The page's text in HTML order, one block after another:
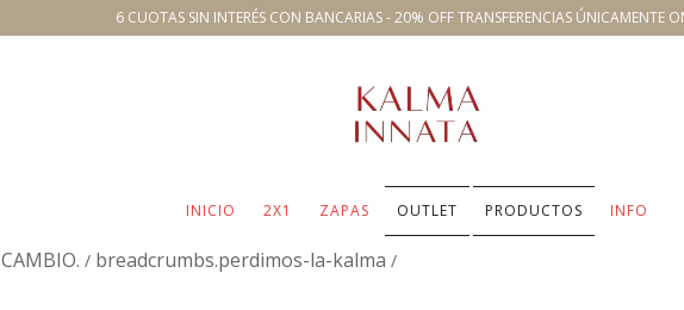
6 CUOTAS SIN INTERÉS CON BANCARIAS - 20% OFF TRANSFERENCIAS ÚNICAMENTE
INICIO 2X1 ZAPAS OUTLET PRODUCTOS INFO
/ breadcrumbs.perdimos-la-kalma /